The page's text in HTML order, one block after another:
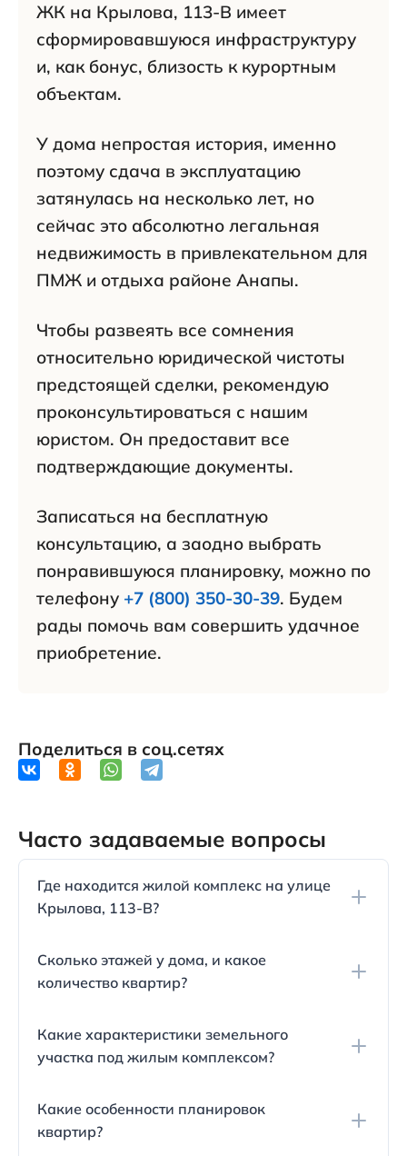
ЖК на Крылова, 113-В имеет
сформировавшуюся инфраструктуру
и, как бонус, близость к курортным
объектам.
У дома непростая история, именно
поэтому сдача в эксплуатацию
затянулась на несколько лет, но
сейчас это абсолютно легальная
недвижимость в привлекательном для
ПМЖ и отдыха районе Анапы.
Чтобы развеять все сомнения
относительно юридической чистоты
предстоящей сделки, рекомендую
проконсультироваться с нашим
юристом. Он предоставит все
подтверждающие документы.
Записаться на бесплатную
консультацию, а заодно выбрать
понравившуюся планировку, можно по
телефону +7 (800) 350-30-39. Будем
рады помочь вам совершить удачное
приобретение.
Поделиться в соц.сетях
Часто задаваемые вопросы
Где находится жилой комплекс на улице
Крылова, 113-В?
рынком и парком Ореховая роща. Он сдан в
эксплуатацию в мае 2021 года.
Сколько этажей у дома, и какое
количество квартир?
доме 69 квартир, по семь на каждом этаже, кроме
первого.
Какие характеристики земельного
участка под жилым комплексом?
23:37:102032:70 и площадь в 5933 кв.м.
Разрешённое использование - многоэтажная
Какие особенности планировок
квартир?